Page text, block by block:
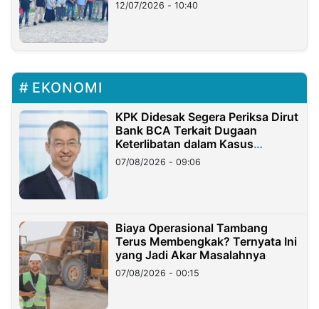
12/07/2026 - 10:40
EKONOMI
KPK Didesak Segera Periksa Dirut
Bank BCA Terkait Dugaan
Keterlibatan dalam Kasus
Hilangnya Dana Nasabah Rp2,58
Miliar
07/08/2026 - 09:06
Biaya Operasional Tambang
Terus Membengkak? Ternyata Ini
yang Jadi Akar Masalahnya
07/08/2026 - 00:15